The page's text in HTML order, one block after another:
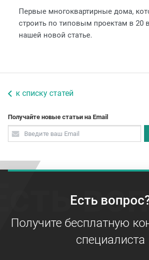
Первые многоквартирные дома,
строить по типовым проектам в 20
нашей новой статье.
к списку статей
Получайте новые статьи на Email
Есть
Получите бесплатную
специалиста